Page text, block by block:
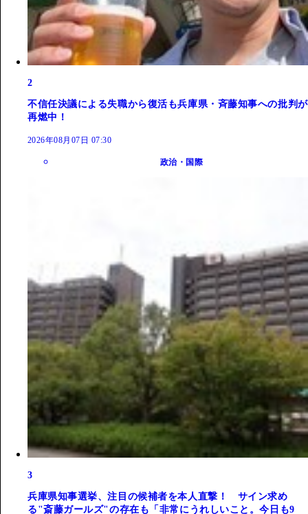
2
不信任決議による失職から復活も兵庫県・斉藤知事への批判が
再燃中！
2026年08月07日 07:30
政治・国際
3
兵庫県知事選挙、注目の候補者を本人直撃！ サイン求め
る"斎藤ガールズ"の存在も「非常にうれしいこと。今日も9